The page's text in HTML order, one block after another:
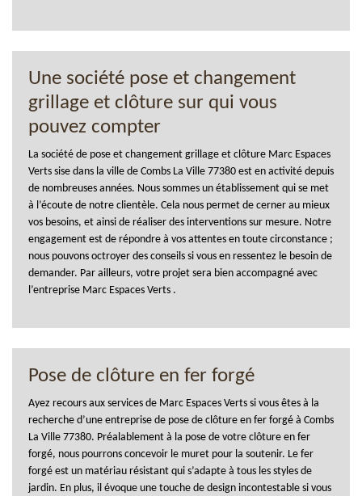
Une société pose et changement
grillage et clôture sur qui vous
pouvez compter
La société de pose et changement grillage et clôture Marc Espaces
Verts sise dans la ville de Combs La Ville 77380 est en activité depuis
de nombreuses années. Nous sommes un établissement qui se met
à l’écoute de notre clientèle. Cela nous permet de cerner au mieux
vos besoins, et ainsi de réaliser des interventions sur mesure. Notre
engagement est de répondre à vos attentes en toute circonstance ;
nous pouvons octroyer des conseils si vous en ressentez le besoin de
demander. Par ailleurs, votre projet sera bien accompagné avec
l’entreprise Marc Espaces Verts .
Pose de clôture en fer forgé
Ayez recours aux services de Marc Espaces Verts si vous êtes à la
recherche d’une entreprise de pose de clôture en fer forgé à Combs
La Ville 77380. Préalablement à la pose de votre clôture en fer
forgé, nous pourrons concevoir le muret pour la soutenir. Le fer
forgé est un matériau résistant qui s’adapte à tous les styles de
jardin. En plus, il évoque une touche de design incontestable si vous